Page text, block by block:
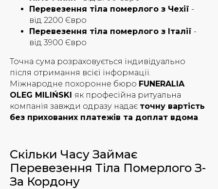
Перевезення тіла померлого з Чехії -
від 2200 Євро
Перевезення тіла померлого з Італії -
від 3900 Євро
Точна сума розраховується індивідуально
після отримання всієї інформації.
Міжнародне похоронне бюро FUNERALIA
OLEG MILIŃSKI як професійна ритуальна
компанія завжди одразу надає точну вартість
без прихованих платежів та доплат вдома.
Скільки Часу Займає
Перевезення Тіла Померлого З-
За Кордону